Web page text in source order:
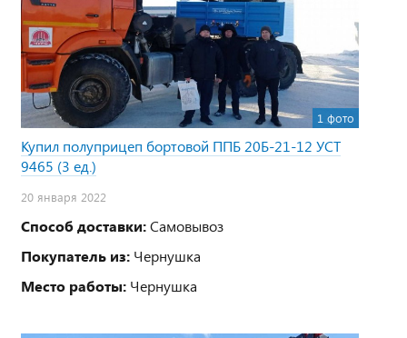
1 фото
Купил полуприцеп бортовой ППБ 20Б-21-12 УСТ
9465 (3 ед.)
20 января 2022
Способ доставки:Самовывоз
Покупатель из: Чернушка
Место работы: Чернушка